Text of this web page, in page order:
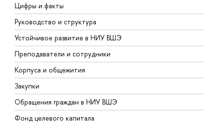
Цифры и факты
Руководство и структура
Устойчивое развитие в НИУ ВШЭ
Преподаватели и сотрудники
Корпуса и общежития
Закупки
Обращения граждан в НИУ ВШЭ
Фонд целевого капитала